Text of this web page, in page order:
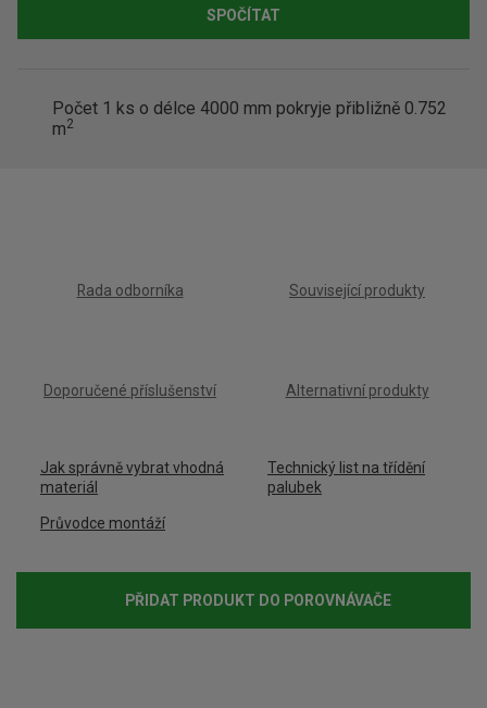
Rada odborníka Související produkty
Doporučené příslušenství Alternativní produkty
Jak správně vybrat vhodná
materiál
Technický list na třídění
palubek
Průvodce montáží
PŘIDAT PRODUKT DO POROVNÁVAČE
SPOČÍTAT
Počet 1 ks o délce 4000 mm pokryje přibližně 0.752
m2